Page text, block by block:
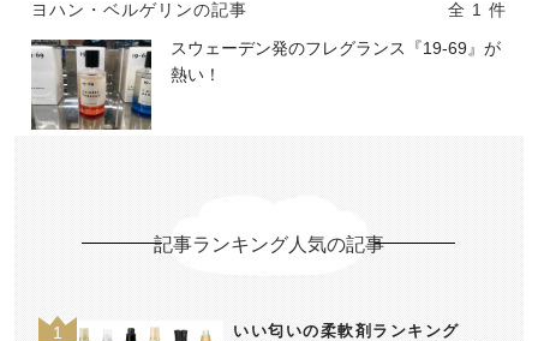
ヨハン・ベルゲリンの記事
全 1 件
スウェーデン発のフレグランス『19‐69』が
熱い！
記事ランキング人気の記事
いい匂いの柔軟剤ランキング